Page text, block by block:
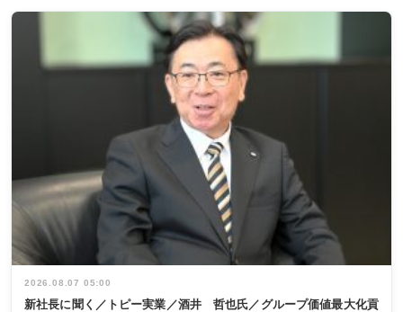
2026.08.07 05:00
新社長に聞く／トピー実業／酒井 哲也氏／グループ価値最大化貢